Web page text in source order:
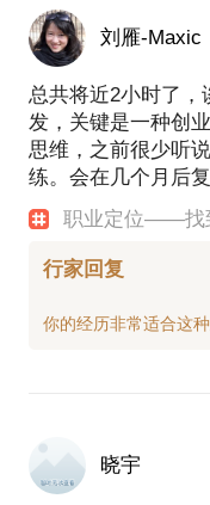
刘雁-Maxic
总共将近2小时了，
发，关键是一种创
思维，之前很少听
练。会在几个月后复
职业定位——找
行家回复
晓宇